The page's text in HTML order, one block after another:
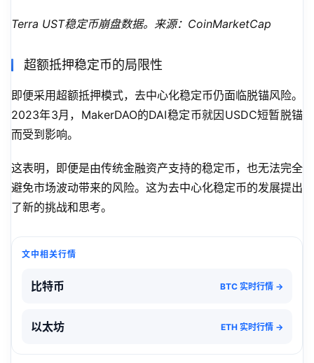
Terra UST稳定币崩盘数据。来源：CoinMarketCap
超额抵押稳定币的局限性
即便采用超额抵押模式，去中心化稳定币仍面临脱锚风险。
2023年3月，MakerDAO的DAI稳定币就因USDC短暂脱锚
而受到影响。
这表明，即便是由传统金融资产支持的稳定币，也无法完全
避免市场波动带来的风险。这为去中心化稳定币的发展提出
了新的挑战和思考。
文中相关行情
比特币 BTC 实时行情 →
以太坊 ETH 实时行情 →